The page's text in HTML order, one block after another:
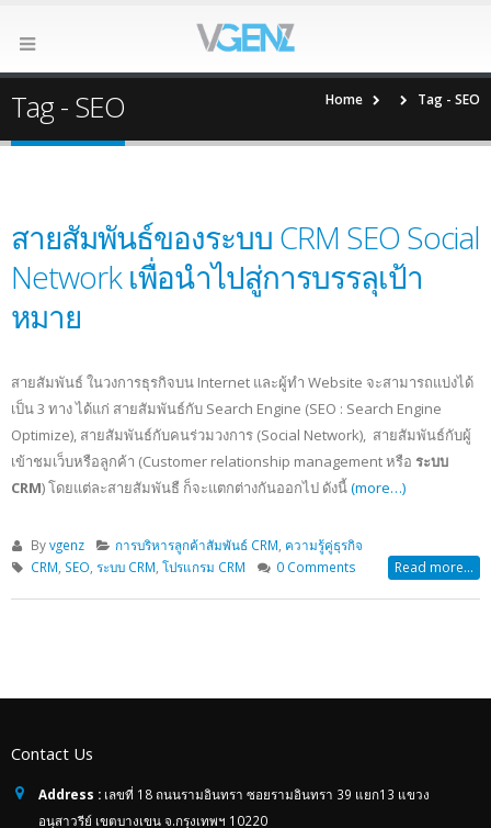
Home Tag - SEO
Tag - SEO
สายสัมพันธ์ของระบบ CRM SEO Social
Network เพื่อนำไปสู่การบรรลุเป้า
หมาย
สายสัมพันธ์ ในวงการธุรกิจบน Internet และผู้ทำ Website จะสามารถแบ่งได้
เป็น 3 ทาง ได้แก่ สายสัมพันธ์กับ Search Engine (SEO : Search Engine
Optimize), สายสัมพันธ์กับคนร่วมวงการ (Social Network), สายสัมพันธ์กับผู้
เข้าชมเว็บหรือลูกค้า (Customer relationship management หรือ ระบบ
CRM) โดยแต่ละสายสัมพันธื ก็จะแตกต่างกันออกไป ดังนี้(more…)
Byvgenz การบริหารลูกค้าสัมพันธ์ CRM ความรู้คู่ธุรกิจ
CRM SEO ระบบ CRM โปรแกรม CRM 0 Comments Read more...
Contact Us
Address : เลขที่ 18 ถนนรามอินทรา ซอยรามอินทรา 39 แยก13 แขวง
อนุสาวรีย์ เขตบางเขน จ.กรุงเทพฯ 10220